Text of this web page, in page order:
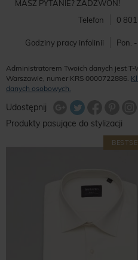
MASZ PYTANIE? ZADZWOŃ!
Telefon
0
Godziny pracy infolinii Pon.
Administratorem Twoich danych jest T-
Warszawie, numer KRS 0000722886.
danych osobowych.
Udostępnij
Share Facebook
Udostępnij
Produkty pasujące do stylizacji